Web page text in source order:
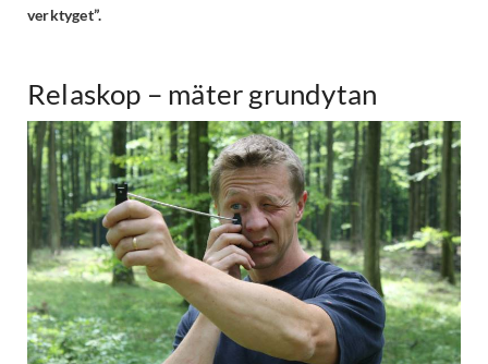
verktyget”.
Relaskop – mäter grundytan